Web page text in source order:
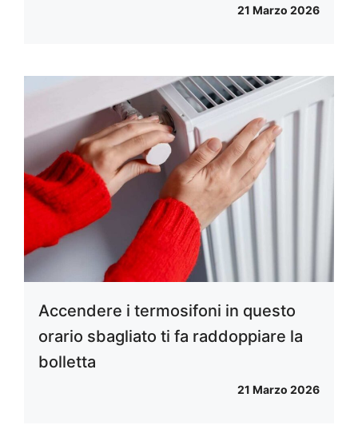
21 Marzo 2026
Accendere i termosifoni in questo
orario sbagliato ti fa raddoppiare la
bolletta
21 Marzo 2026